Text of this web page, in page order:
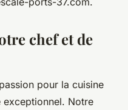
chef et de
pour la cuisine
Notre